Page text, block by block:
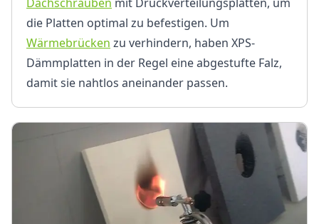
die Platten optimal zu befestigen. Um
Wärmebrücken zu verhindern, haben XPS-
Dämmplatten in der Regel eine abgestufte Falz,
damit sie nahtlos aneinander passen.